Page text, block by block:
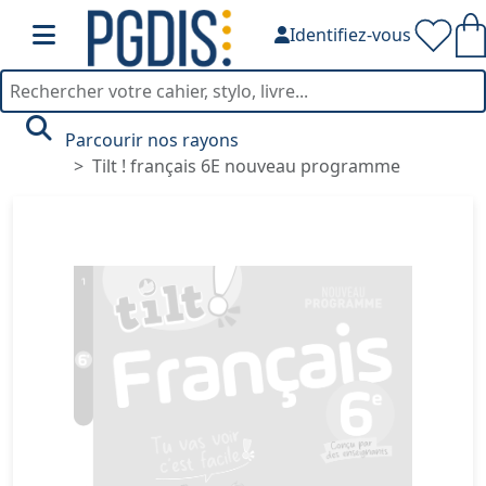
Identifiez-vous
Parcourir nos rayons
Tilt ! français 6E nouveau programme